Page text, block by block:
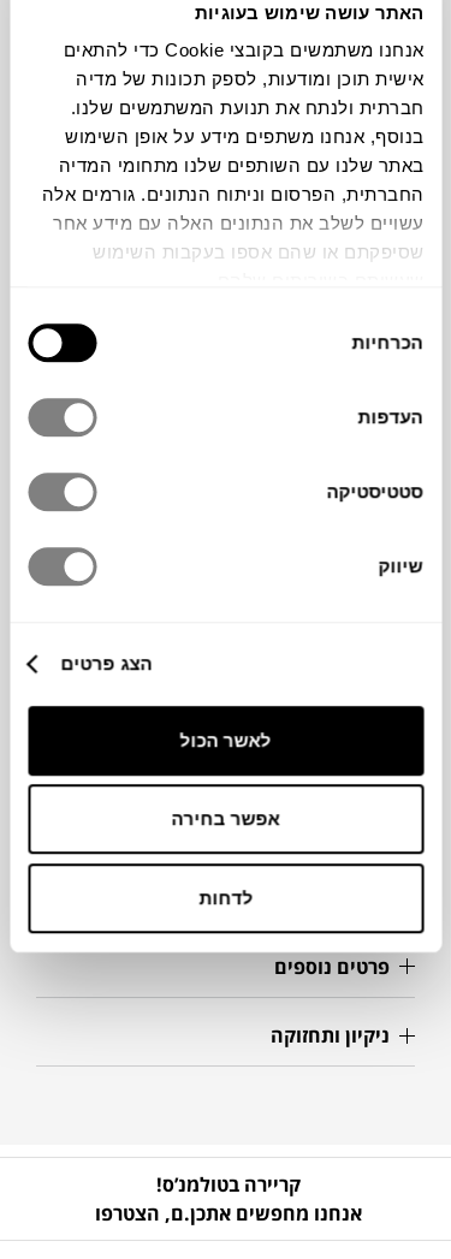
האתר עושה שימוש בעוגיות
אנחנו משתמשים בקובצי Cookie כדי להתאים
אישית תוכן ומודעות, לספק תכונות של מדיה
חברתית ולנתח את תנועת המשתמשים שלנו.
בנוסף, אנחנו משתפים מידע על אופן השימוש
באתר שלנו עם השותפים שלנו מתחומי המדיה
החברתית, הפרסום וניתוח הנתונים. גורמים אלה
עשויים לשלב את הנתונים האלה עם מידע אחר
שסיפקתם או שהם אספו בעקבות השימוש
הסכמה
הכרחיות
העדפות
סטטיסטיקה
שיווק
הצג פרטים
לאשר הכול
אפשר בחירה
לדחות
להדמיית AI Design
תוכלו למצוא אותי ב:
. השולחן,
בעל רגלי מתכת זויתיות ומאופיין בשפה מודרנית
ונקייה.
160X80X73.4H ס"מ
מידע על חומרים
פרטים נוספים
ניקיון ותחזוקה
קריירה בטולמנ’ס!
אנחנו מחפשים אתכן.ם, הצטרפו